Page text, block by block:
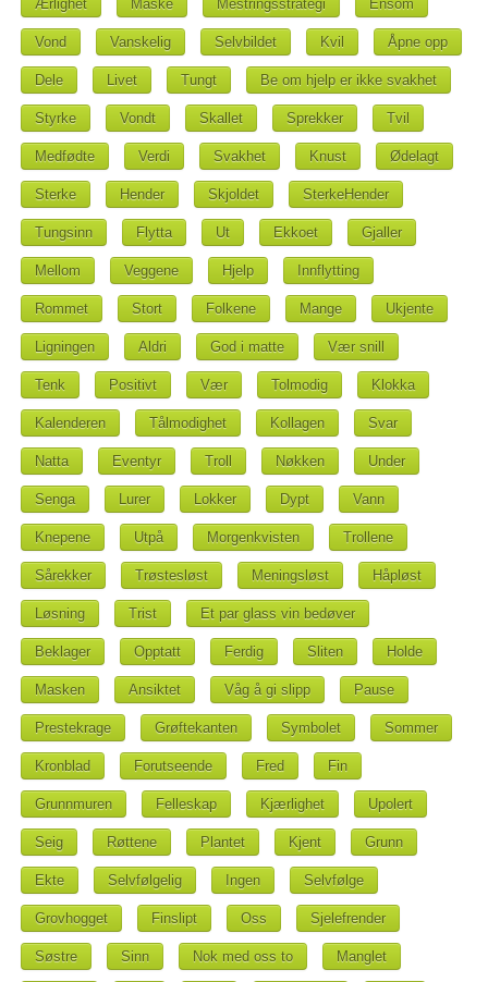
Ærlighet Maske Mestringsstrategi Ensom
Vond Vanskelig Selvbildet Kvil Åpne opp
Dele Livet Tungt Be om hjelp er ikke svakhet
Styrke Vondt Skallet Sprekker Tvil
Medfødte Verdi Svakhet Knust Ødelagt
Sterke Hender Skjoldet SterkeHender
Tungsinn Flytta Ut Ekkoet Gjaller
Mellom Veggene Hjelp Innflytting
Rommet Stort Folkene Mange Ukjente
Ligningen Aldri God i matte Vær snill
Tenk Positivt Vær Tolmodig Klokka
Kalenderen Tålmodighet Kollagen Svar
Natta Eventyr Troll Nøkken Under
Senga Lurer Lokker Dypt Vann
Knepene Utpå Morgenkvisten Trollene
Sårekker Trøstesløst Meningsløst Håpløst
Løsning Trist Et par glass vin bedøver
Beklager Opptatt Ferdig Sliten Holde
Masken Ansiktet Våg å gi slipp Pause
Prestekrage Grøftekanten Symbolet Sommer
Kronblad Forutseende Fred Fin
Grunnmuren Felleskap Kjærlighet Upolert
Seig Røttene Plantet Kjent Grunn
Ekte Selvfølgelig Ingen Selvfølge
Grovhogget Finslipt Oss Sjelefrender
Søstre Sinn Nok med oss to Manglet